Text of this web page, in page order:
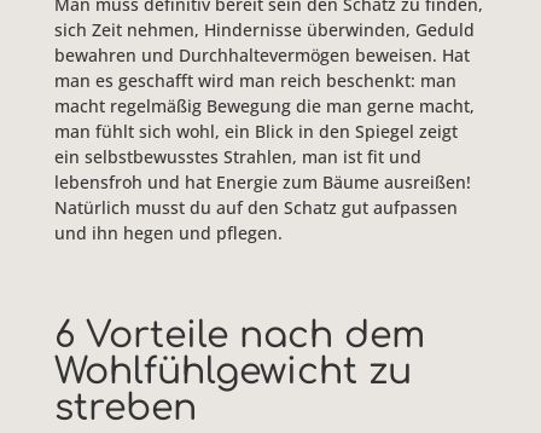
sich Zeit nehmen, Hindernisse überwinden, Geduld
bewahren und Durchhaltevermögen beweisen. Hat
man es geschafft wird man reich beschenkt: man
macht regelmäßig Bewegung die man gerne macht,
man fühlt sich wohl, ein Blick in den Spiegel zeigt
ein selbstbewusstes Strahlen, man ist fit und
lebensfroh und hat Energie zum Bäume ausreißen!
Natürlich musst du auf den Schatz gut aufpassen
und ihn hegen und pflegen.
6 Vorteile nach dem
Wohlfühlgewicht zu
streben